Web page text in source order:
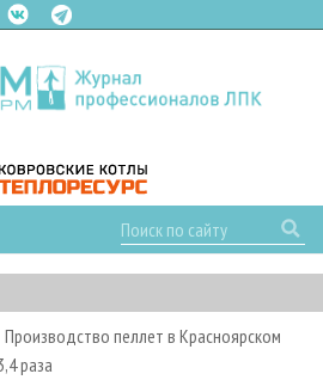
Производство пеллет в Красноярском
раза